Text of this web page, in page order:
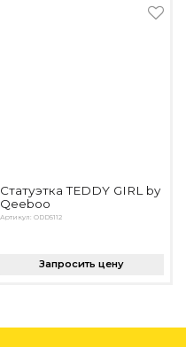
Статуэтка TEDDY GIRL by
Qeeboo
Артикул: ODD5112
Запросить цену